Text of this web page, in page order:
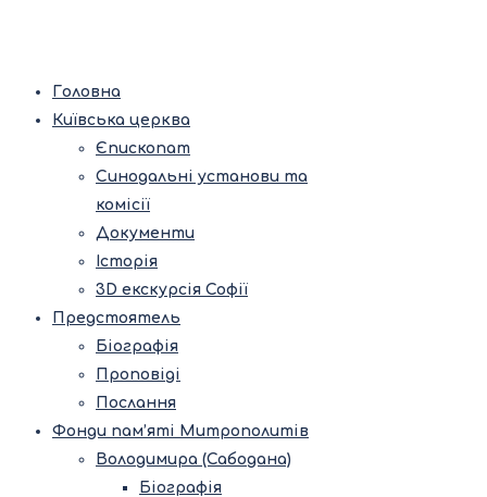
Головна
Київська церква
Єпископат
Синодальні установи та
комісії
Документи
Історія
3D екскурсія Софії
Предстоятель
Біографія
Проповіді
Послання
Фонди пам’яті Митрополитів
Володимира (Сабодана)
Біографія